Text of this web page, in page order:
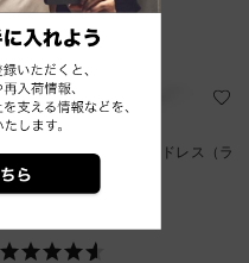
SALE
在庫残り僅か
UAメリディアン タンク ドレス（ラ
イフスタイル/WOMEN）
￥8,39330%OFF